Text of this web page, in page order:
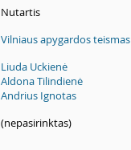
Nutartis
Vilniaus apygardos teismas
Liuda Uckienė
Aldona Tilindienė
Andrius Ignotas
(nepasirinktas)